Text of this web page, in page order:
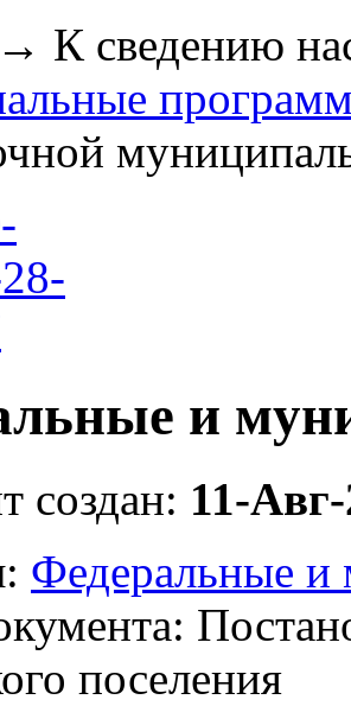
→ К сведению
и
создан: 11-
Федеральные
поселения